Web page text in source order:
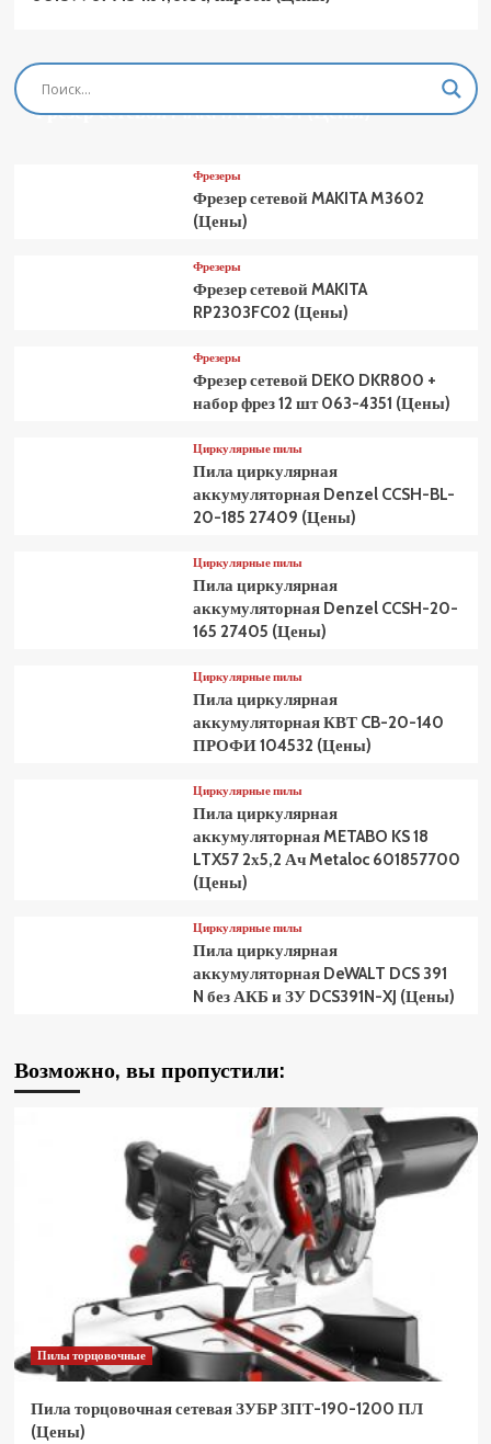
Фрезеры
Фрезер сетевой MAKITA M3601 (Цены)
Фрезеры
Фрезер сетевой MAKITA M3602
(Цены)
Фрезеры
Фрезер сетевой MAKITA
RP2303FC02 (Цены)
Фрезеры
Фрезер сетевой DEKO DKR800 +
набор фрез 12 шт 063-4351 (Цены)
Циркулярные пилы
Пила циркулярная
аккумуляторная Denzel CCSH-BL-
20-185 27409 (Цены)
Циркулярные пилы
Пила циркулярная
аккумуляторная Denzel CCSH-20-
165 27405 (Цены)
Циркулярные пилы
Пила циркулярная
аккумуляторная КВТ CB-20-140
ПРОФИ 104532 (Цены)
Циркулярные пилы
Пила циркулярная
аккумуляторная METABO KS 18
LTX57 2х5,2 Ач Metaloc 601857700
(Цены)
Циркулярные пилы
Пила циркулярная
аккумуляторная DeWALT DCS 391
N без АКБ и ЗУ DCS391N-XJ (Цены)
Возможно, вы пропустили:
Пилы торцовочные
Пила торцовочная сетевая ЗУБР ЗПТ-190-1200 ПЛ
(Цены)